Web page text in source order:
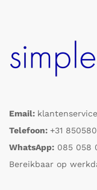
Email:
Telefoon: +31
WhatsApp: 085 058
Bereikbaar op